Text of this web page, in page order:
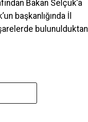
Bakan Selçuk’a
başkanlığında İl
bulunulduktan